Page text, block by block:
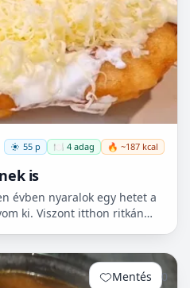
55 p 🍽️ 4 adag 🔥 ~187 kcal
is
évben nyaralok egy hetet a
ki. Viszont itthon ritkán
Mentés 0